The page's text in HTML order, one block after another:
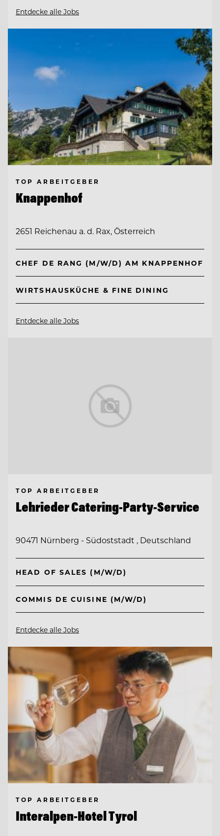
Entdecke alle Jobs
TOP ARBEITGEBER
Knappenhof
2651 Reichenau a. d. Rax, Österreich
CHEF DE RANG (M/W/D) AM KNAPPENHOF
WIRTSHAUSKÜCHE & FINE DINING
Entdecke alle Jobs
TOP ARBEITGEBER
Lehrieder Catering-Party-Service
90471 Nürnberg - Südoststadt , Deutschland
HEAD OF SALES (M/W/D)
COMMIS DE CUISINE (M/W/D)
Entdecke alle Jobs
TOP ARBEITGEBER
Interalpen-Hotel Tyrol